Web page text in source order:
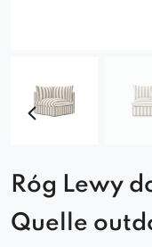
Róg Lewy
Quelle